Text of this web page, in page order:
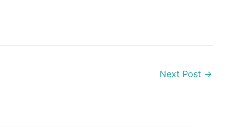
Next Post →